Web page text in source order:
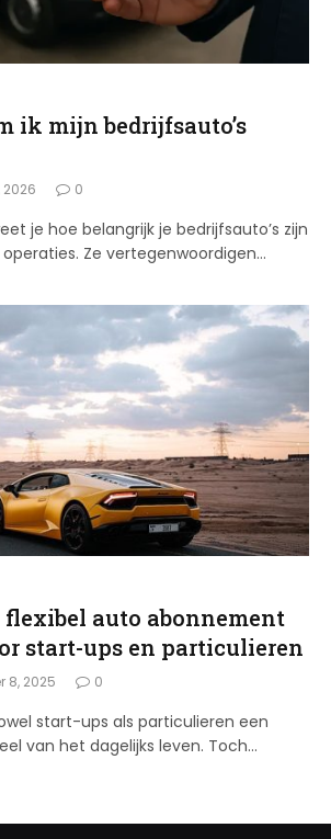
ik mijn bedrijfsauto’s
0
je hoe belangrijk je bedrijfsauto’s zijn
Ze vertegenwoordigen…
flexibel auto abonnement
start-ups en particulieren
8, 2025 0
start-ups als particulieren een
van het dagelijks leven. Toch…